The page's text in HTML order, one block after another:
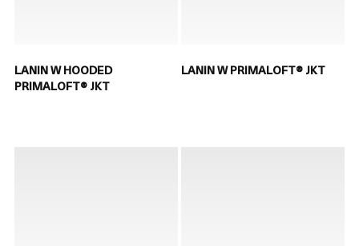
LANIN W HOODED
PRIMALOFT® JKT
LANIN W PRIMALOFT® JKT